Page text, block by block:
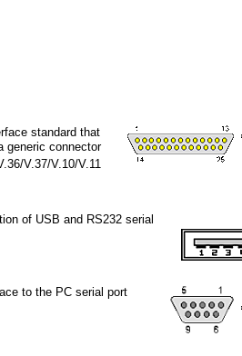
standard that
generic connector
V.37/V.10/V.11
of USB and RS232 serial
to the PC serial port